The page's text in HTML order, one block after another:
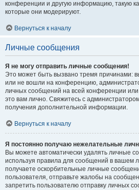
конференции и другую информацию, такую
которые они модерируют.
Вернуться к началу
Личные сообщения
Я не могу отправить личные сообщения!
Это может быть вызвано тремя причинами:
или не вошли на конференцию,
личных сообщений на всей конференции
это вам лично. Свяжитесь с
получения дополнительной информации.
Вернуться к началу
Я постоянно получаю нежелательные
Вы можете автоматически удалять личные
используя правила для сообщений в вашем
получаете оскорбительные личные
пользователя, отправьте жалобы на
запретить пользователю отправку личных